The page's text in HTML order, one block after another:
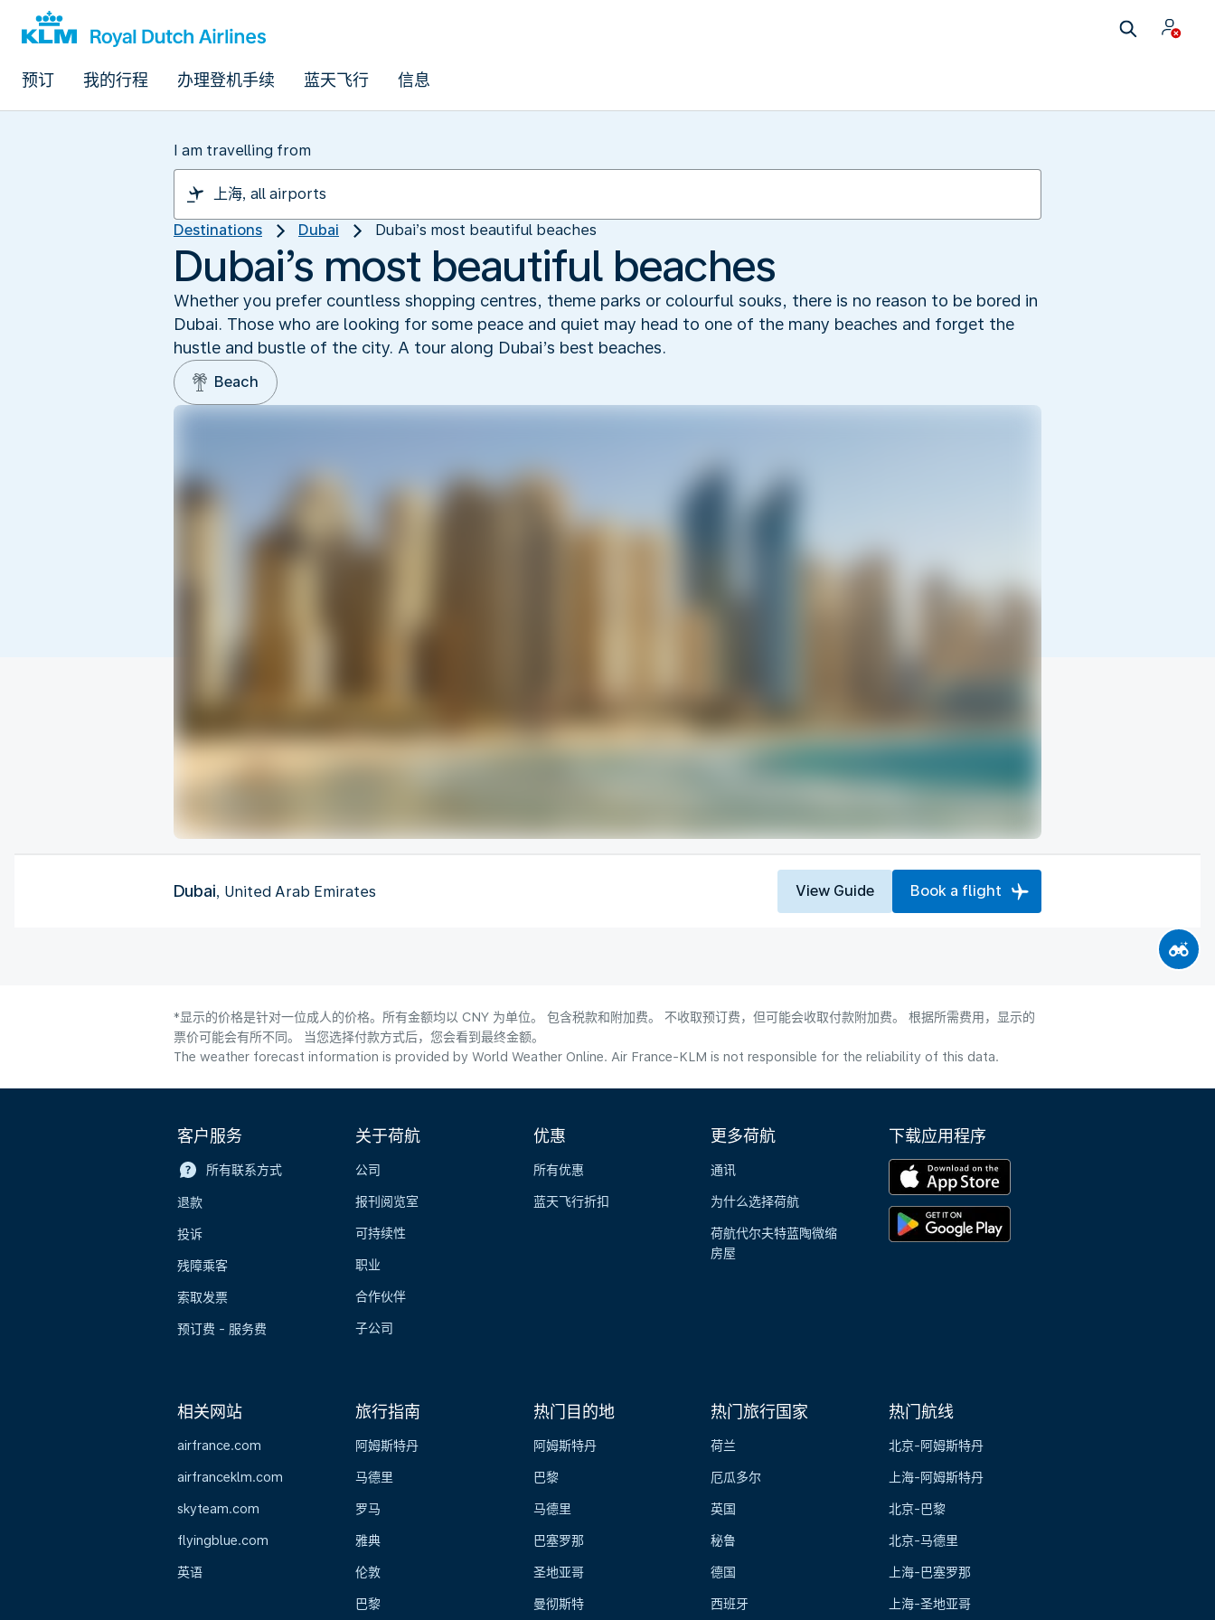
预订 我的行程 办理登机手续 蓝天飞行 信息
I am travelling from
Destinations Dubai Dubai’s most beautiful beaches
Dubai’s most beautiful beaches
Whether you prefer countless shopping centres, theme parks or colourful souks, there is no reason to be bored in
Dubai. Those who are looking for some peace and quiet may head to one of the many beaches and forget the
hustle and bustle of the city. A tour along Dubai’s best beaches.
Beach
Dubai, United Arab Emirates View Guide Book a flight
*显示的价格是针对一位成人的价格。所有金额均以 CNY 为单位。 包含税款和附加费。 不收取预订费，但可能会收取付款附加费。 根据所需费用，显示的
票价可能会有所不同。 当您选择付款方式后，您会看到最终金额。
The weather forecast information is provided by World Weather Online. Air France-KLM is not responsible for the reliability of this data.
客户服务
所有联系方式
退款
投诉
残障乘客
索取发票
预订费 - 服务费
关于荷航
公司
报刊阅览室
可持续性
职业
合作伙伴
子公司
优惠
所有优惠
蓝天飞行折扣
更多荷航
通讯
为什么选择荷航
荷航代尔夫特蓝陶微缩
房屋
下载应用程序
相关网站
airfrance.com
airfranceklm.com
skyteam.com
flyingblue.com
英语
旅行指南
阿姆斯特丹
马德里
罗马
雅典
伦敦
巴黎
热门目的地
阿姆斯特丹
巴黎
马德里
巴塞罗那
圣地亚哥
曼彻斯特
热门旅行国家
荷兰
厄瓜多尔
英国
秘鲁
德国
西班牙
热门航线
北京-阿姆斯特丹
上海-阿姆斯特丹
北京-巴黎
北京-马德里
上海-巴塞罗那
上海-圣地亚哥